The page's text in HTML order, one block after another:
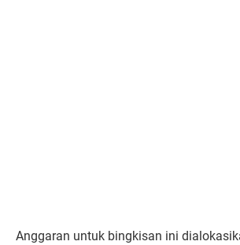
Anggaran untuk bingkisan ini